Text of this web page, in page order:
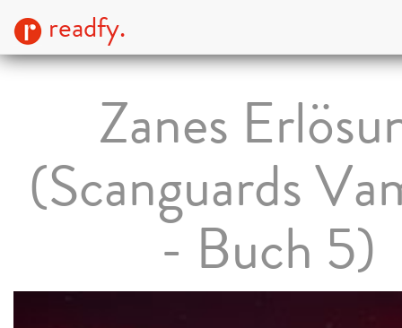
readfy.
Zanes
(Scanguards
- Buch 5)